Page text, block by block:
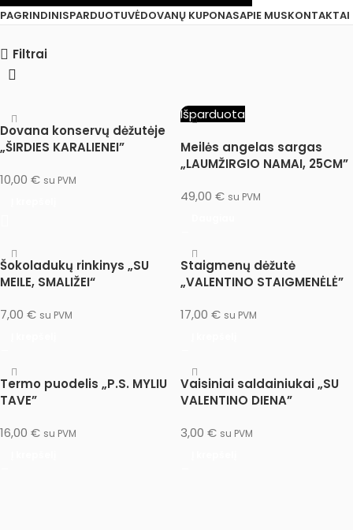
PAGRINDINISPARDUOTUVĖDOVANŲ KUPONASAPIE MUSKONTAKTAI
Filtrai
Dovana konservų dėžutėje
„ŠIRDIES KARALIENEI”
10,00 € su PVM
Išparduota
Meilės angelas sargas
„LAUMŽIRGIO NAMAI, 25CM”
49,00 € su PVM
Šokoladukų rinkinys „SU
MEILE, SMALIŽEI“
7,00 € su PVM
Staigmenų dėžutė
„VALENTINO STAIGMENĖLĖ”
17,00 € su PVM
Termo puodelis „P.S. MYLIU
TAVE”
16,00 € su PVM
Vaisiniai saldainiukai „SU
VALENTINO DIENA”
3,00 € su PVM